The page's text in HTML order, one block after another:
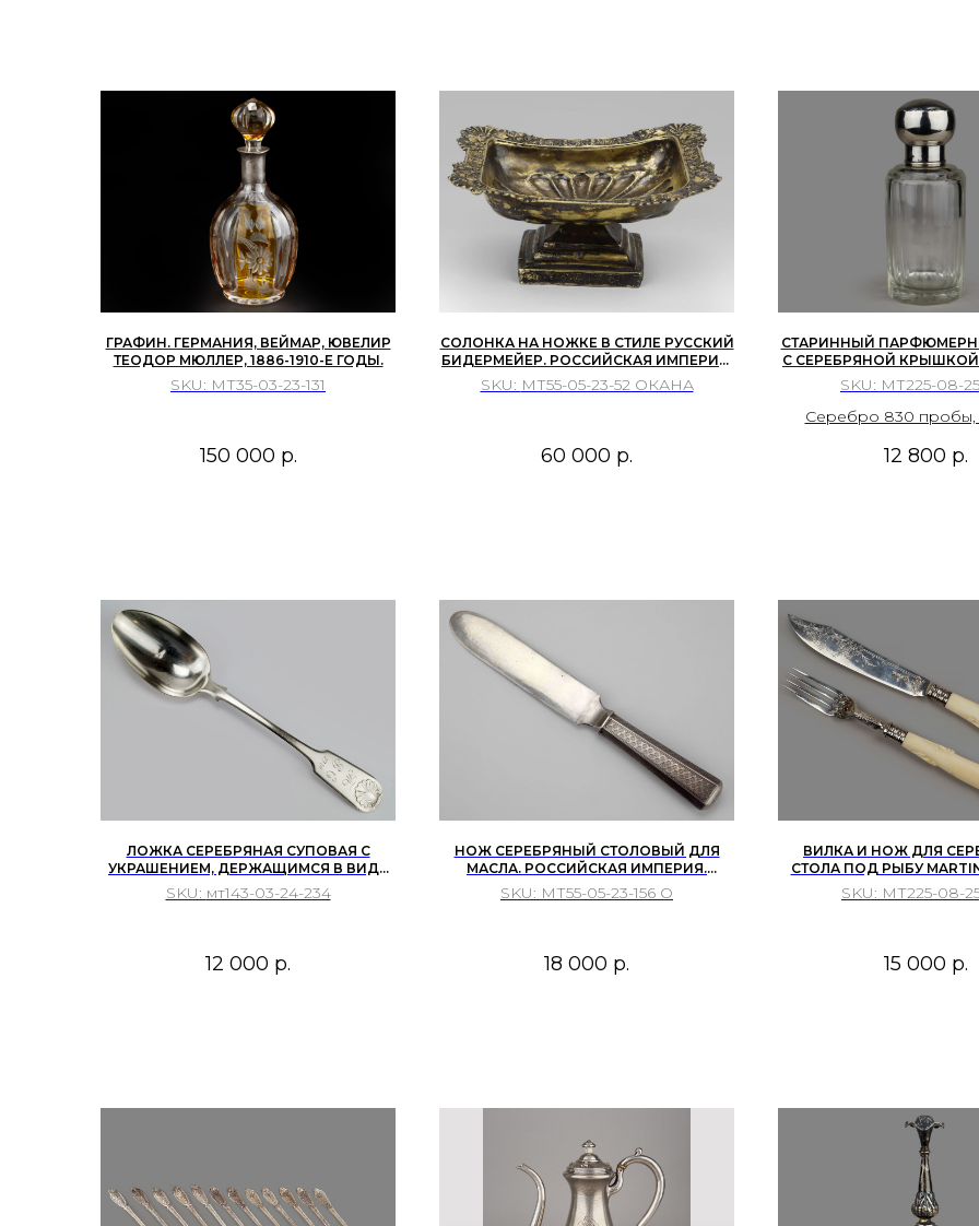
ГРАФИН. ГЕРМАНИЯ, ВЕЙМАР, ЮВЕЛИР
ТЕОДОР МЮЛЛЕР, 1886-1910-Е ГОДЫ.
SKU: МТ35-03-23-131
150 000 р.
СОЛОНКА НА НОЖКЕ В СТИЛЕ РУССКИЙ
БИДЕРМЕЙЕР. РОССИЙСКАЯ ИМПЕРИЯ,
МОСКВА. 1831
SKU: МТ55-05-23-52 ОКАНА
60 000 р.
СТАРИННЫЙ
С СЕРЕБРЯНОЙ
САКСОНИЯ, Г.
КЕЛЬБЕРГ, 1932 -
SKU: МТ225-08-
Серебро 830 пробы,
резьба.
12 800 р.
ЛОЖКА СЕРЕБРЯНАЯ СУПОВАЯ С
УКРАШЕНИЕМ, ДЕРЖАЩИМСЯ В ВИДЕ
ЖЕМЧУЖНОЙ РАКУШКИ.
SKU: мт143-03-24-234
12 000 р.
НОЖ СЕРЕБРЯНЫЙ СТОЛОВЫЙ ДЛЯ
МАСЛА. РОССИЙСКАЯ ИМПЕРИЯ.
САНКТ-ПЕТЕРБУРГ 1867 Г
SKU: МТ55-05-23-156 О
18 000 р.
ВИЛКА И НОЖ ДЛЯ
СТОЛА ПОД РЫБУ MARTIN
LTD ШЕФФИЛД АНГЛИЯ
SKU: МТ225-08-
15 000 р.